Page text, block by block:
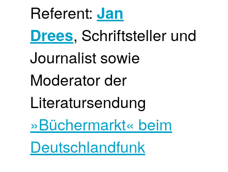
Referent:Jan
Drees, Schriftsteller und
Journalist sowie
Moderator der
Literatursendung
»Büchermarkt« beim
Deutschlandfunk